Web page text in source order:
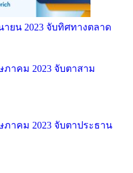
ยน 2023 จับทิศทางตลาด
าคม 2023 จับตาสาม
ภาคม 2023 จับตาประธาน